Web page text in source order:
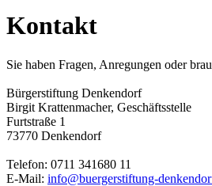
Kontakt
Sie haben Fragen, Anregungen oder
Bürgerstiftung Denkendorf
Birgit Krattenmacher, Geschäftsstelle
Furtstraße 1
73770 Denkendorf
Telefon: 0711 341680 11
E-Mail: info@buergerstiftung-